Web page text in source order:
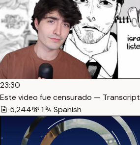
23:30
Este video fue censurado — Transcript
5,244
1 Spanish